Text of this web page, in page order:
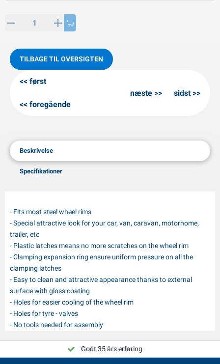
TILBAGE TIL OVERSIGTEN
først
foregående
næste sidst
Beskrivelse
Specifikationer
- Fits most steel wheel rims
- Special attractive look for your car, van, caravan, motorhome,
trailer, etc
- Plastic latches means no more scratches on the wheel rim
- Clamping expansion ring ensure uniform pressure on all the
clamping latches
- Easy to clean and attractive appearance thanks to external
surface with gloss coating
- Holes for easier cooling of the wheel rim
- Holes for tyre - valves
- No tools needed for assembly
Vælg PAT Europe!
Godt 35 års erfaring